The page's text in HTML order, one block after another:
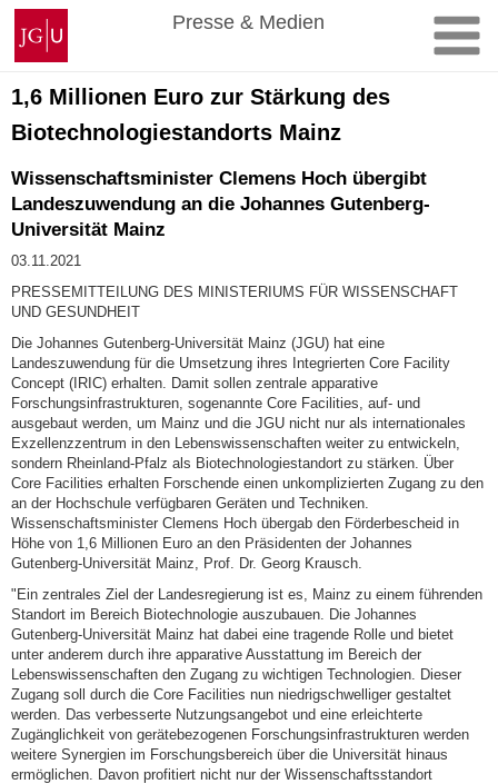
Zum
Inhalt
springen
Johannes
Gutenberg-
Universität
Mainz
Presse & Medien
1,6 Millionen Euro zur Stärkung des
Biotechnologiestandorts Mainz
Wissenschaftsminister Clemens Hoch übergibt
Landeszuwendung an die Johannes Gutenberg-
Universität Mainz
03.11.2021
PRESSEMITTEILUNG DES MINISTERIUMS FÜR WISSENSCHAFT
UND GESUNDHEIT
Die Johannes Gutenberg-Universität Mainz (JGU) hat eine
Landeszuwendung für die Umsetzung ihres Integrierten Core Facility
Concept (IRIC) erhalten. Damit sollen zentrale apparative
Forschungsinfrastrukturen, sogenannte Core Facilities, auf- und
ausgebaut werden, um Mainz und die JGU nicht nur als internationales
Exzellenzzentrum in den Lebenswissenschaften weiter zu entwickeln,
sondern Rheinland-Pfalz als Biotechnologiestandort zu stärken. Über
Core Facilities erhalten Forschende einen unkomplizierten Zugang zu den
an der Hochschule verfügbaren Geräten und Techniken.
Wissenschaftsminister Clemens Hoch übergab den Förderbescheid in
Höhe von 1,6 Millionen Euro an den Präsidenten der Johannes
Gutenberg-Universität Mainz, Prof. Dr. Georg Krausch.
"Ein zentrales Ziel der Landesregierung ist es, Mainz zu einem führenden
Standort im Bereich Biotechnologie auszubauen. Die Johannes
Gutenberg-Universität Mainz hat dabei eine tragende Rolle und bietet
unter anderem durch ihre apparative Ausstattung im Bereich der
Lebenswissenschaften den Zugang zu wichtigen Technologien. Dieser
Zugang soll durch die Core Facilities nun niedrigschwelliger gestaltet
werden. Das verbesserte Nutzungsangebot und eine erleichterte
Zugänglichkeit von gerätebezogenen Forschungsinfrastrukturen werden
weitere Synergien im Forschungsbereich über die Universität hinaus
ermöglichen. Davon profitiert nicht nur der Wissenschaftsstandort